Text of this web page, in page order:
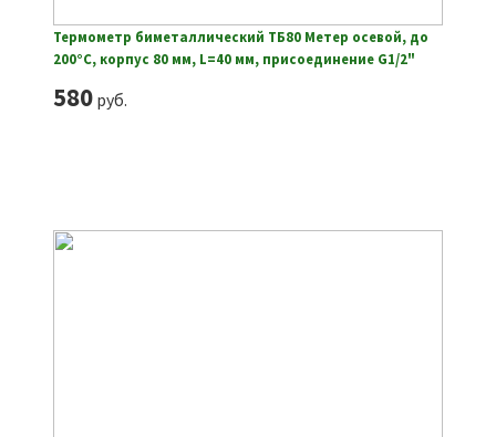
Термометр биметаллический ТБ80 Метер осевой, до
200°С, корпус 80 мм, L=40 мм, присоединение G1/2"
580руб.